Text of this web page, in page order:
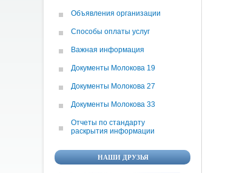
Объявления организации
Способы оплаты услуг
Важная информация
Документы Молокова 19
Документы Молокова 27
Документы Молокова 33
Отчеты по cтандарту
раскрытия информации
НАШИ ДРУЗЬЯ